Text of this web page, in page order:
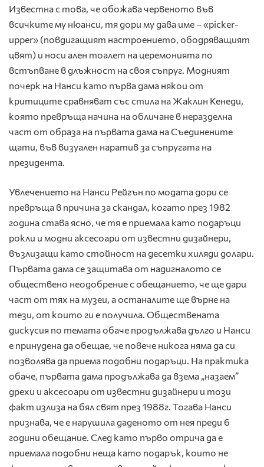
Известна с това, че обожава червеното във
всичките му нюанси, тя дори му дава име – «picker-
upper» (повдигащият настроението, ободряващият
цвят) и носи ален тоалет на церемонията по
встъпване в длъжност на своя съпруг. Модният
почерк на Нанси като първа дама някои от
критиците сравняват със стила на Жаклин Кенеди,
която превръща начина на обличане в неразделна
част от образа на първата дама на Съединените
щати, във визуален наратив за съпругата на
президента.
Увлечението на Нанси Рейгън по модата дори се
превръща в причина за скандал, когато през 1982
година става ясно, че тя е приемала като подаръци
рокли и модни аксесоари от известни дизайнери,
възлизащи като стойност на десетки хиляди долари.
Първата дама се защитава от надигналото се
обществено неодобрение с обещанието, че ще дари
част от тях на музеи, а останалите ще върне на
тези, от които ги е получила. Обществената
дискусия по темата обаче продължава дълго и Нанси
е принудена да обещае, че повече никога няма да си
позволява да приема подобни подаръци. На практика
обаче, първата дама продължава да взема „назаем”
дрехи и аксесоари от известни дизайнери и този
факт излиза на бял свят през 1988г. Тогава Нанси
признава, че е нарушила даденото от нея преди 6
години обещание. След като първо отрича да е
приемала подобни неща като подарък, които не